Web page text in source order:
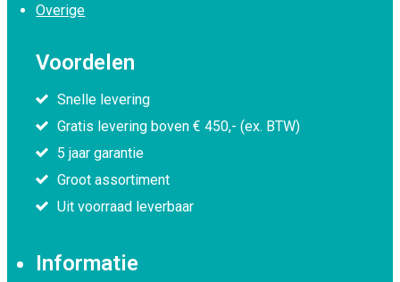
Overige
Voordelen
Snelle levering
Gratis levering boven € 450,- (ex. BTW)
5 jaar garantie
Groot assortiment
Uit voorraad leverbaar
Informatie